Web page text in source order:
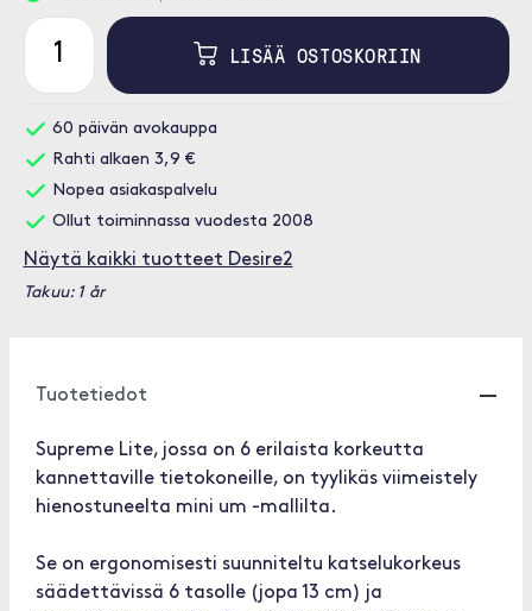
LISÄÄ OSTOSKORIIN
60 päivän avokauppa
Rahti alkaen 3,9 €
Nopea asiakaspalvelu
Ollut toiminnassa vuodesta 2008
Näytä kaikki tuotteet Desire2
Takuu: 1 år
Tuotetiedot
Supreme Lite, jossa on 6 erilaista korkeutta
kannettaville tietokoneille, on tyylikäs viimeistely
hienostuneelta mini um -mallilta.
Se on ergonomisesti suunniteltu katselukorkeus
säädettävissä 6 tasolle (jopa 13 cm) ja